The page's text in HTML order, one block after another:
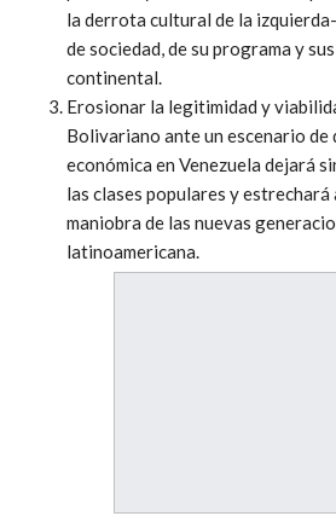
la derrota cultural de la
de sociedad, de su programa y
continental.
Erosionar la legitimidad y
Bolivariano ante un escenario
económica en Venezuela dejará
las clases populares y estrechará
maniobra de las nuevas
latinoamericana.